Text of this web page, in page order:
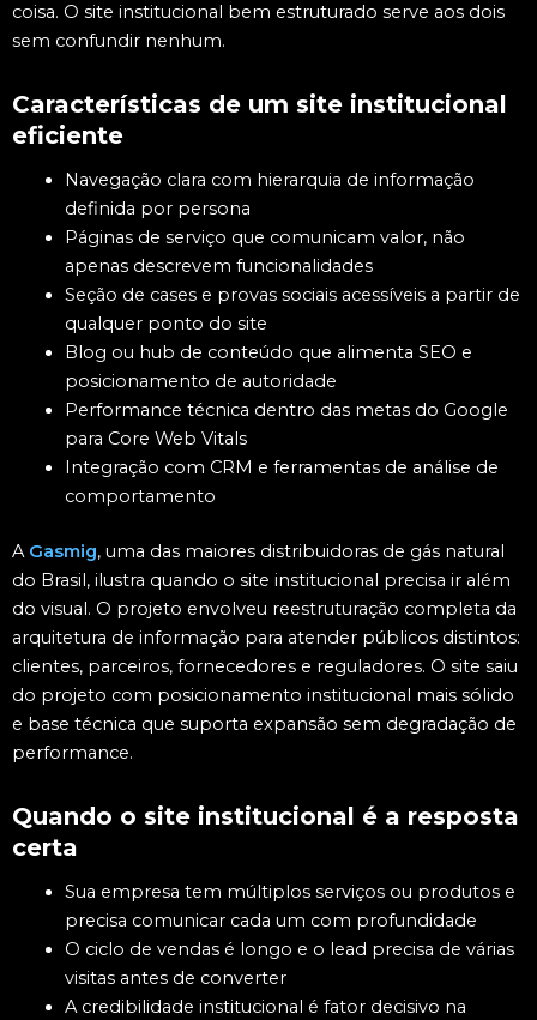
coisa. O site institucional bem estruturado serve aos dois
sem confundir nenhum.
Características de um site institucional
eficiente
Navegação clara com hierarquia de informação
definida por persona
Páginas de serviço que comunicam valor, não
apenas descrevem funcionalidades
Seção de cases e provas sociais acessíveis a partir de
qualquer ponto do site
Blog ou hub de conteúdo que alimenta SEO e
posicionamento de autoridade
Performance técnica dentro das metas do Google
para Core Web Vitals
Integração com CRM e ferramentas de análise de
comportamento
A Gasmig, uma das maiores distribuidoras de gás natural
do Brasil, ilustra quando o site institucional precisa ir além
do visual. O projeto envolveu reestruturação completa da
arquitetura de informação para atender públicos distintos:
clientes, parceiros, fornecedores e reguladores. O site saiu
do projeto com posicionamento institucional mais sólido
e base técnica que suporta expansão sem degradação de
performance.
Quando o site institucional é a resposta
certa
Sua empresa tem múltiplos serviços ou produtos e
precisa comunicar cada um com profundidade
O ciclo de vendas é longo e o lead precisa de várias
visitas antes de converter
A credibilidade institucional é fator decisivo na